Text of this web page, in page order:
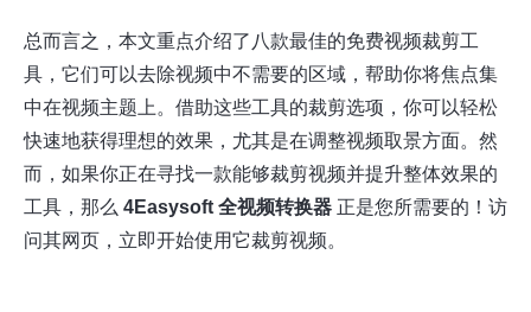
总而言之，本文重点介绍了八款最佳的免费视频裁剪工
具，它们可以去除视频中不需要的区域，帮助你将焦点集
中在视频主题上。借助这些工具的裁剪选项，你可以轻松
快速地获得理想的效果，尤其是在调整视频取景方面。然
而，如果你正在寻找一款能够裁剪视频并提升整体效果的
工具，那么 4Easysoft 全视频转换器 正是您所需要的！访
问其网页，立即开始使用它裁剪视频。